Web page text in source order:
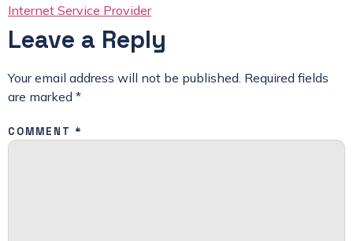
Internet Service Provider
Leave a Reply
Your email address will not be published. Required fields
are marked *
COMMENT *